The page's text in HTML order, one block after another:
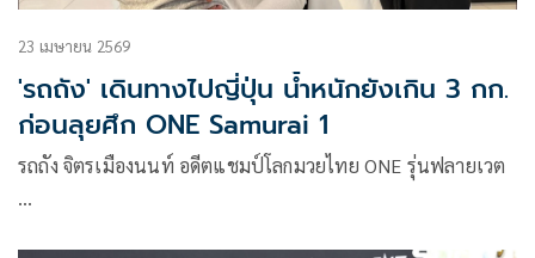
23 เมษายน 2569
'รถถัง' เดินทางไปญี่ปุ่น น้ำหนักยังเกิน 3 กก.
ก่อนลุยศึก ONE Samurai 1
รถถัง จิตรเมืองนนท์ อดีตแชมป์โลกมวยไทย ONE รุ่นฟลายเวต
…